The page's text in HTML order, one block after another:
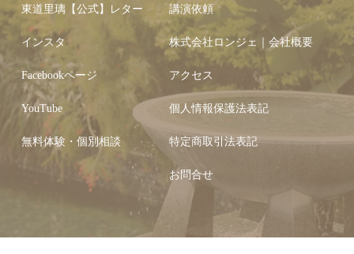
東道里璃【公式】レター
インスタ
Facebookページ
YouTube
無料体験・個別相談
講演依頼
株式会社ロンジェ｜会社概要
アクセス
個人情報保護法表記
特定商取引法表記
お問合せ